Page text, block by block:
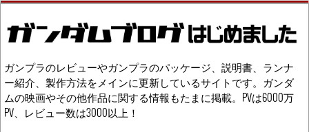
ガンプラのレビューやガンプラのパッケージ、説明書、ランナ
ー紹介、製作方法をメインに更新しているサイトです。ガンダ
ムの映画やその他作品に関する情報もたまに掲載。PVは6000万
PV、レビュー数は3000以上！